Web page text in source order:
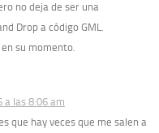
no deja de ser una
Drop a código GML.
su momento.
a las 8:06 am
que hay veces que me salen a